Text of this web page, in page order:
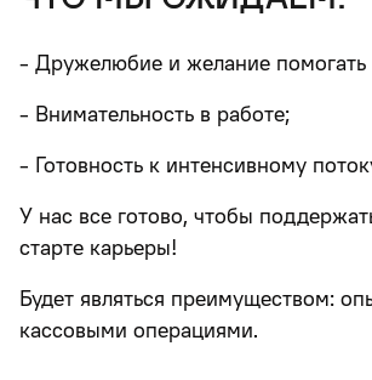
- Дружелюбие и желание помогать
- Внимательность в работе;
- Готовность к интенсивному
У нас все готово, чтобы
старте карьеры!
Будет являться преимуществом:
кассовыми операциями.